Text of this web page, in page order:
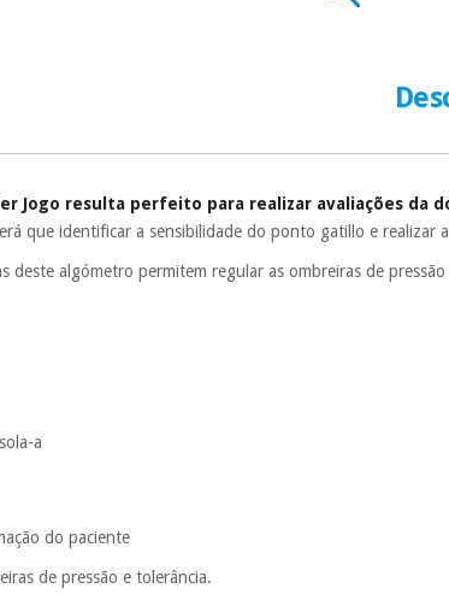
Jogo resulta perfeito para realizar avaliações da
que identificar a sensibilidade do ponto gatillo e realizar
deste algómetro permitem regular as ombreiras de
a
do paciente
de pressão e tolerância.